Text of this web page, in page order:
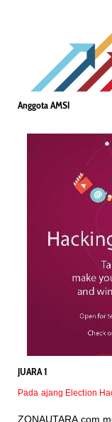
Anggota AMSI
JUARA 1
Pada ajang Election
ZONAUTARA.com